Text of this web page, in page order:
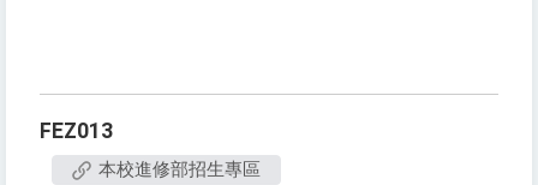
FEZ013
本校進修部招生專區